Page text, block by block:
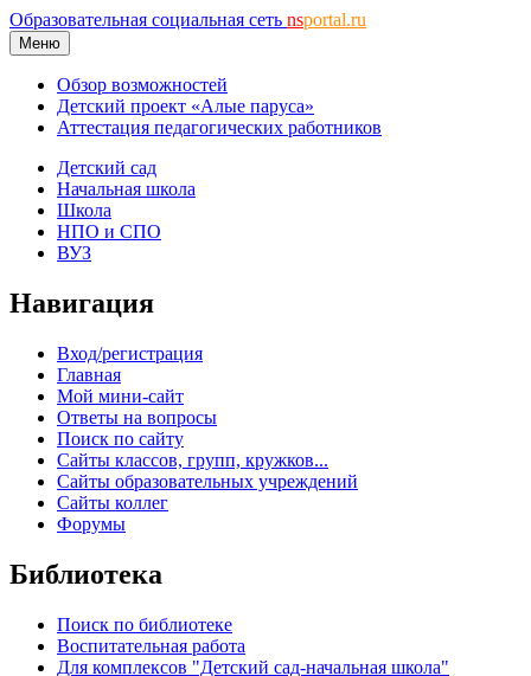
Образовательная социальная сеть nsportal.ru
Меню
Обзор возможностей
Детский проект «Алые паруса»
Аттестация педагогических работников
Детский сад
Начальная школа
Школа
НПО и СПО
ВУЗ
Навигация
Вход/регистрация
Главная
Мой мини-сайт
Ответы на вопросы
Поиск по сайту
Сайты классов, групп, кружков...
Сайты образовательных учреждений
Сайты коллег
Форумы
Библиотека
Поиск по библиотеке
Воспитательная работа
Для комплексов "Детский сад-начальная школа"